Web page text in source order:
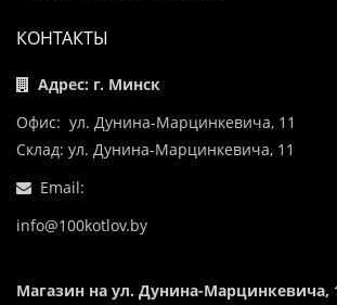
КОНТАКТЫ
Адрес: г. Минск
Офис: ул. Дунина-Марцинкевича, 11
Склад: ул. Дунина-Марцинкевича, 11
Email:
info@100kotlov.by
Магазин на ул. Дунина-Марцинкевича,